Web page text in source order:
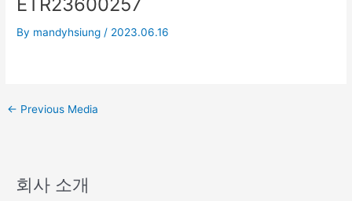
By mandyhsiung / 2023.06.16
navigation
← Previous Media
회사 소개